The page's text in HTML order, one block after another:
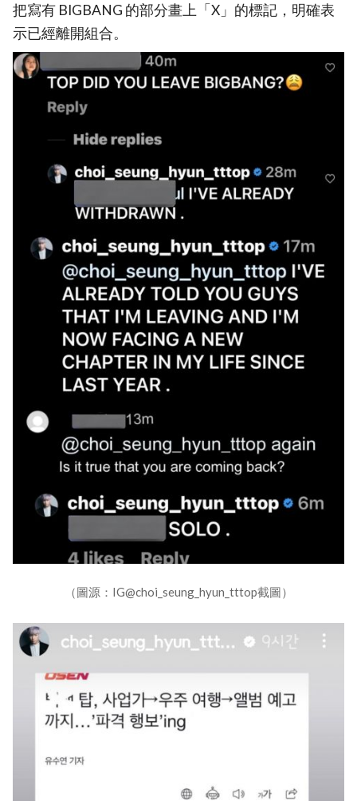
把寫有 BIGBANG 的部分畫上「X」的標記，明確表
示已經離開組合。
（圖源：IG@choi_seung_hyun_tttop截圖）